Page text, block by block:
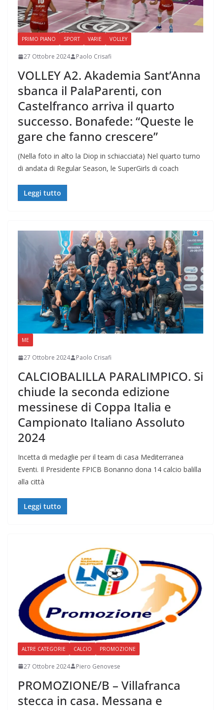
PRIMO PIANO SPORT VARIE VOLLEY
27 Ottobre 2024 Paolo Crisafi
VOLLEY A2. Akademia Sant’Anna
sbanca il PalaParenti, con
Castelfranco arriva il quarto
successo. Bonafede: “Queste le
gare che fanno crescere”
(Nella foto in alto la Diop in schiacciata) Nel quarto turno
di andata di Regular Season, le SuperGirls di coach
Leggi tutto
ME
27 Ottobre 2024 Paolo Crisafi
CALCIOBALILLA PARALIMPICO. Si
chiude la seconda edizione
messinese di Coppa Italia e
Campionato Italiano Assoluto
2024
Incetta di medaglie per il team di casa Mediterranea
Eventi. Il Presidente FPICB Bonanno dona 14 calcio balilla
alla città
Leggi tutto
ALTRE CATEGORIE CALCIO PROMOZIONE
27 Ottobre 2024 Piero Genovese
PROMOZIONE/B – Villafranca
stecca in casa. Messana e